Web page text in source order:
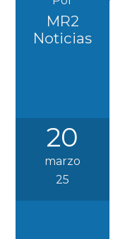
MR2
Noticias
20
marzo
25